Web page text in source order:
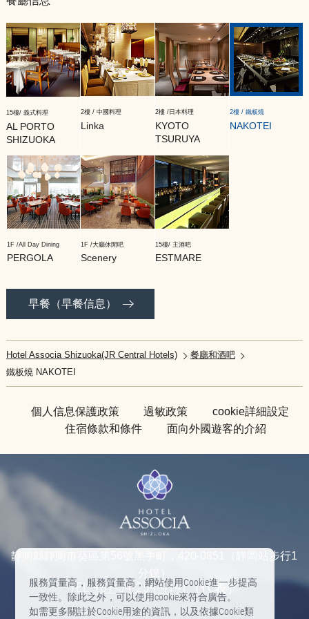
15樓/ 義式料理
AL PORTO
SHIZUOKA
2樓 / 中國料理
Linka
2樓 /日本料理
KYOTO
TSURUYA
2樓 / 鐵板燒
NAKOTEI
1F /All Day Dining
PERGOLA
1F /大廳休閒吧
Scenery
15樓/ 主酒吧
ESTMARE
早餐（早餐信息 ）
Hotel Associa Shizuoka(JR Central Hotels)
餐廳和酒吧
鐵板燒 NAKOTEI​ ​
個人信息保護政策 過敏政策
cookie詳細設定
住宿條款和條件
面向外國遊客的介紹
靜岡縣靜岡市葵區第56號黑手町，420-0851（靜岡站步行1
TEL:+81-54-254-4141（代表）
服務質量高，服務質量高，網站使用Cookie進一步提高
一致性。除此之外，可以使用cookie來符合廣告。
如需更多關註於Cookie用途的資訊，以及依據Cookie類